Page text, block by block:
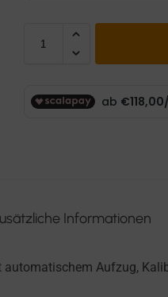
Informationen
Aufzug,